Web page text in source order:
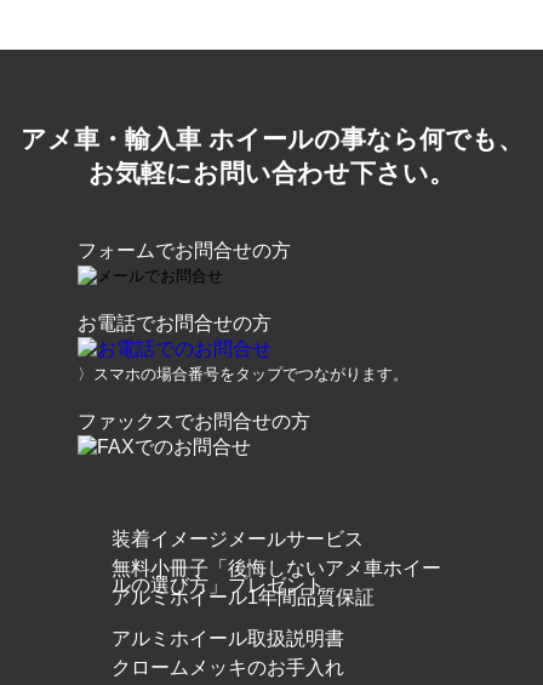
アメ車・輸入車 ホイールの事なら何でも、
お気軽にお問い合わせ下さい。
フォームでお問合せの方
お電話でお問合せの方
〉スマホの場合番号をタップでつながります。
ファックスでお問合せの方
装着イメージメールサービス
無料小冊子「後悔しないアメ車ホイー
ルの選び方」プレゼント
アルミホイール1年間品質保証
アルミホイール取扱説明書
クロームメッキのお手入れ